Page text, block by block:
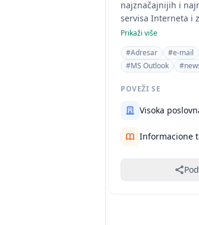
najznačajnijih i
servisa Interneta i
elektronska adresa
element adresnih
poslovnog čoveka.
Prikaži više
#Adresar
#e-mail
#MS Outlook
POVEŽI SE
Informacione